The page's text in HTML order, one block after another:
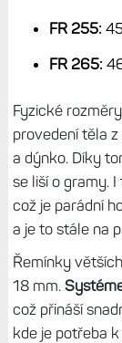
FR 255:
FR 265:
Fyzické
provedení těla
a dýnko. Díky
se liší o gramy.
což je parádní
a je to stále na
Řemínky
18 mm.
což přináší
kde je potřeba